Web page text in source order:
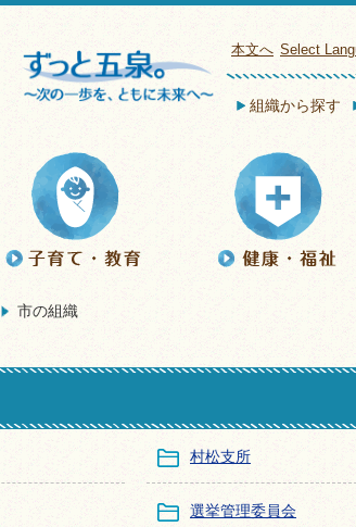
本文へ Select
組織から探す
市の組織
村松支所
選挙管理委員会